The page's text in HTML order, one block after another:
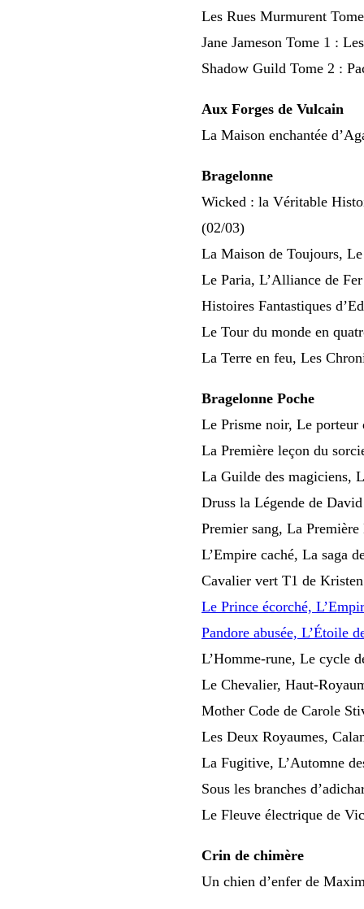
Les Rues Murmurent
Jane Jameson Tome 1 :
Shadow Guild Tome 2 :
Aux Forges de Vulcain
La Maison enchantée
Bragelonne
Wicked : la Véritable
(02/03)
La Maison de Toujours,
Le Paria, L’Alliance de
Histoires Fantastiques
Le Tour du monde en
La Terre en feu, Les
Bragelonne Poche
Le Prisme noir, Le porteur
La Première leçon du
La Guilde des magiciens,
Druss la Légende de
Premier sang, La
L’Empire caché, La saga
Cavalier vert T1 de
Le Prince écorché,
Pandore abusée, L’Étoile
L’Homme-rune, Le cycle
Le Chevalier, Haut-
Mother Code de Carole
Les Deux Royaumes,
La Fugitive, L’Automne
Sous les branches
Le Fleuve électrique de
Crin de chimère
Un chien d’enfer de